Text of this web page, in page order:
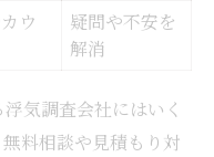
ウ
疑問や不安を
解消
気調査会社にはいく
料相談や見積もり対